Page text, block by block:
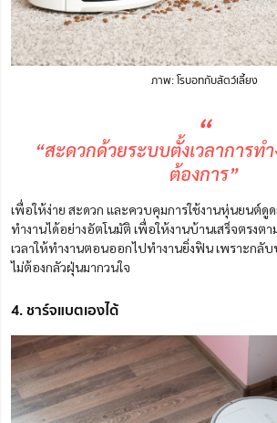
ภาพ: โรบอทกับสัตว์เลี้ยง
“
“สะดวกด้วยระบบตั้งเวลาการท
ต้องการ”
เพื่อให้ง่าย สะดวก และควบคุมการใช้งานหุ่นยนต์ดูด
ทำงานได้อย่างอัตโนมัติ เพื่อให้งานบ้านเสร็จตรงต
เวลาให้ทำงานตอนออกไปทำงานยิ่งฟิน เพราะกลั
ไม่ต้องกลัวฝุ่นมากวนใจ
4. ชาร์จแบตเองได้